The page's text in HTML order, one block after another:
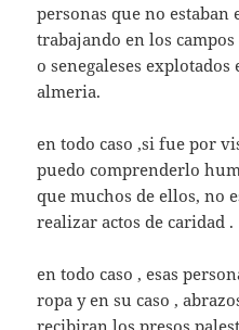
personas que no estaban
trabajando en los
o senegaleses
almeria.
en todo caso ,si fue por
puedo comprenderlo
que muchos de ellos, no
realizar actos de caridad .
en todo caso , esas
ropa y en su caso ,
recibiran los presos